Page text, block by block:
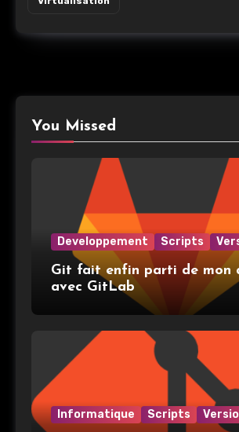
You Missed
Developpement Scripts
Git fait enfin parti de mon
avec GitLab
Informatique Scripts